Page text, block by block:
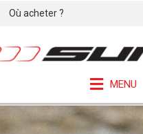
Où acheter ?
MENU